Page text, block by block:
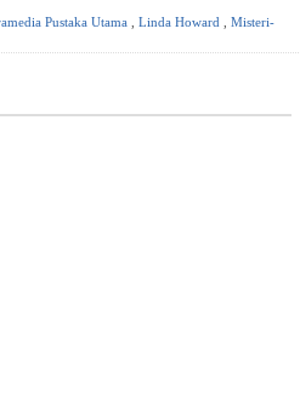
Pustaka Utama Linda Howard
Misteri-